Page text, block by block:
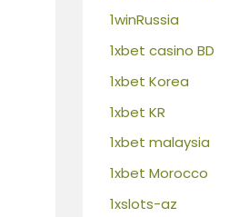
1winRussia
1xbet casino BD
1xbet Korea
1xbet KR
1xbet malaysia
1xbet Morocco
1xslots-az